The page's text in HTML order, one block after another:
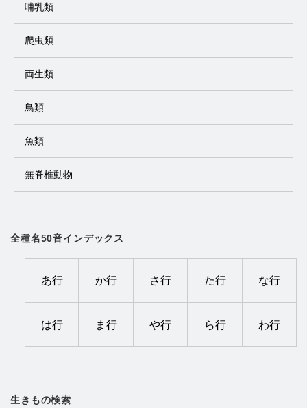
哺乳類
爬虫類
両生類
鳥類
魚類
無脊椎動物
全種名50音インデックス
あ行 か行 さ行 た行 な行
は行 ま行 や行 ら行 わ行
生きもの検索